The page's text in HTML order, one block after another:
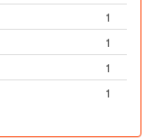
1
1
1
1